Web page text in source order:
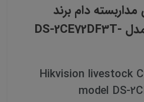
دام برند
هایک ویژن مدل DS-2CE72DF3T-
Hikvision livestock
model DS-